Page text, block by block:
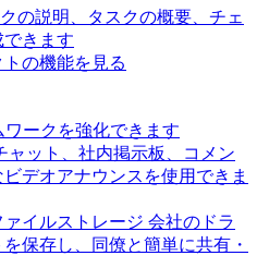
の説明、タスクの概要、チェ
きます
の機能を見る
ワークを強化できます
ャット、社内掲示板、コメン
デオアナウンスを使用できま
イルストレージ 会社のドラ
保存し、同僚と簡単に共有・